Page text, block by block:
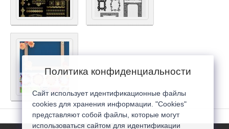
Политика конфиденциальности
Сайт использует идентификационные файлы
cookies для хранения информации. "Cookies"
представляют собой файлы, которые могут
использоваться сайтом для идентификации